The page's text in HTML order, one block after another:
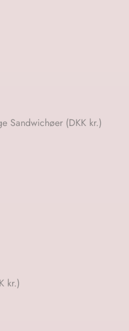
South Georgia og De Sydlige Sandwichøer (DKK kr.)
Svalbard og Jan Mayen (DKK kr.)